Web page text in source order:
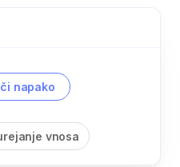
napako
vnosa